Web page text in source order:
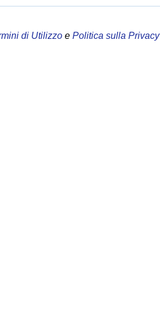
di Utilizzo e Politica sulla Privacy